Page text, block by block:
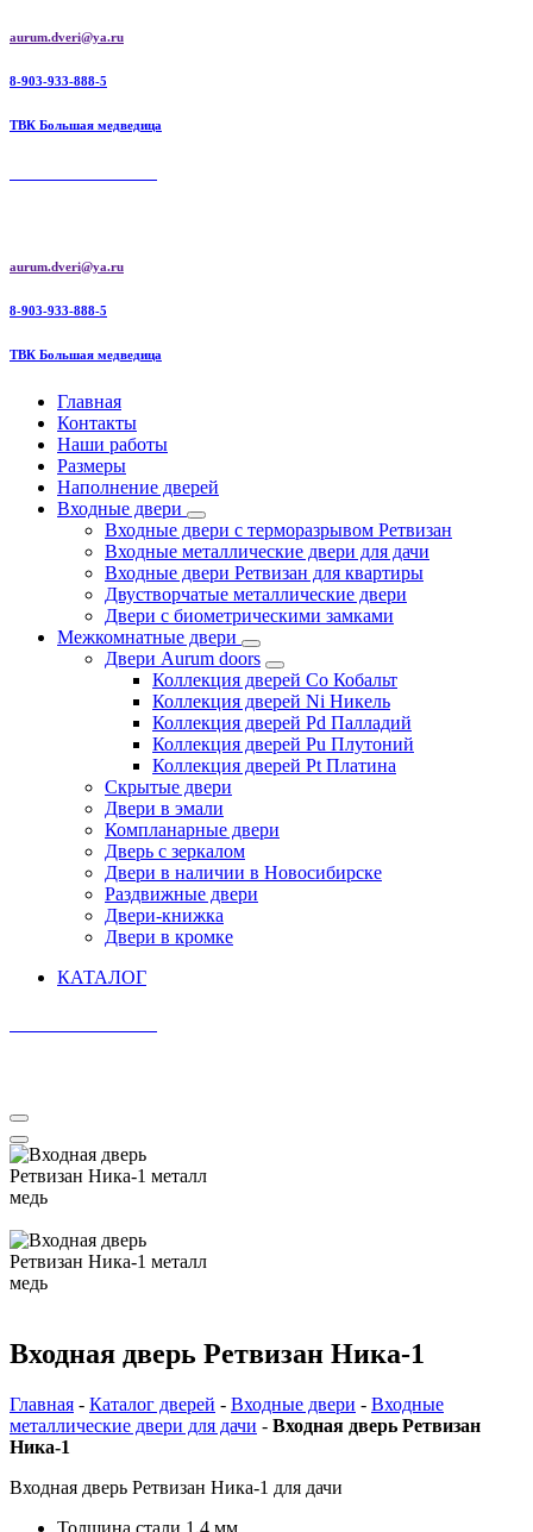
Перейти
содержимому
aurum.dveri@ya.ru
8-903-933-888-5
ТВК Большая медведица
aurum.dveri@ya.ru
8-903-933-888-5
ТВК Большая медведица
Главная
Контакты
Наши работы
Размеры
Наполнение дверей
Входные двери
Входные двери с терморазрывом Ретвизан
Входные металлические двери для дачи
Входные двери Ретвизан для квартиры
Двустворчатые металлические двери
Двери с биометрическими замками
Межкомнатные двери
Двери Aurum doors
Коллекция дверей Co Кобальт
Коллекция дверей Ni Никель
Коллекция дверей Pd Палладий
Коллекция дверей Pu Плутоний
Коллекция дверей Pt Платина
Скрытые двери
Двери в эмали
Компланарные двери
Дверь с зеркалом
Двери в наличии в Новосибирске
Раздвижные двери
Двери-книжка
Двери в кромке
КАТАЛОГ
Входная дверь Ретвизан Ника-1
Главная - Каталог дверей - Входные двери - Входные
металлические двери для дачи - Входная дверь Ретвизан
Ника-1
Входная дверь Ретвизан Ника-1 для дачи